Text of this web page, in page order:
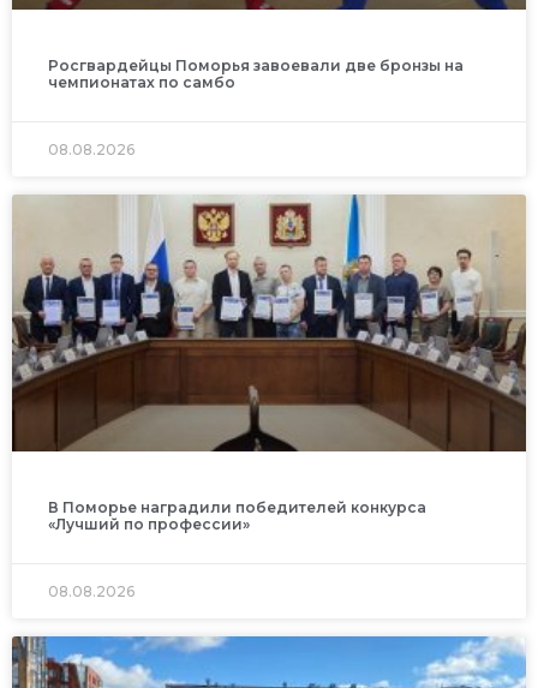
Росгвардейцы Поморья завоевали две бронзы на
чемпионатах по самбо
08.08.2026
В Поморье наградили победителей конкурса
«Лучший по профессии»
08.08.2026